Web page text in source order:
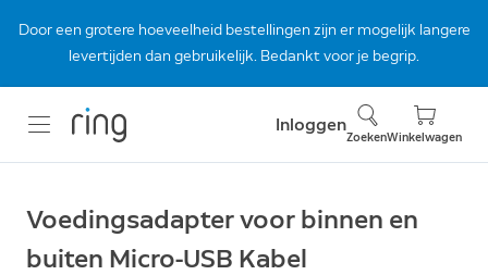
Door een grotere hoeveelheid bestellingen zijn er mogelijk langere
levertijden dan gebruikelijk. Bedankt voor je begrip.
Inloggen
ZoekenWinkelwagen
Voedingsadapter voor binnen en
buiten Micro-USB Kabel